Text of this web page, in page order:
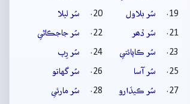
سُر بلاول
سُر ليلا
سُر ڏھر
سُر جاجڪاڻي
سُر ڪاپائتي
سُر رِپ
سُر آسا
سُر گهاتو
سُر ڪيڏارو
سُر مارئي